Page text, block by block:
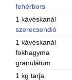
fehérbors
1 kávéskanál
szerecsendió
1 kávéskanál
fokhagyma
granulátum
1 kg tarja